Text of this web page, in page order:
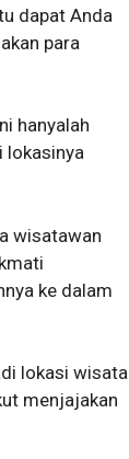
dapat Anda
para
hanyalah
lokasinya
wisatawan
ke dalam
lokasi wisata
menjajakan